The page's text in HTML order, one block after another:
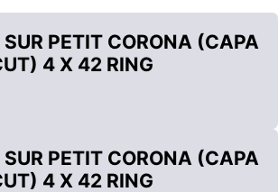
PETIT CORONA (CAPA
4 X 42 RING
PETIT CORONA (CAPA
4 X 42 RING